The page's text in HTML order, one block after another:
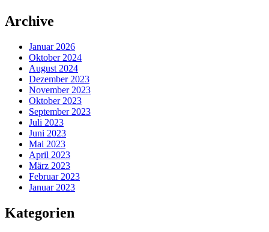
Zum
Inhalt
Archive
Januar 2026
Oktober 2024
August 2024
Dezember 2023
November 2023
Oktober 2023
September 2023
Juli 2023
Juni 2023
Mai 2023
April 2023
März 2023
Februar 2023
Januar 2023
Kategorien